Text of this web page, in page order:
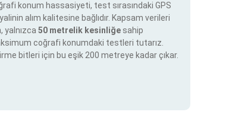
konum hassasiyeti, test sırasındaki GPS
alım kalitesine bağlıdır. Kapsam verileri
yalnızca 50 metrelik kesinliğe sahip
coğrafi konumdaki testleri tutarız.
bitleri için bu eşik 200 metreye kadar çıkar.